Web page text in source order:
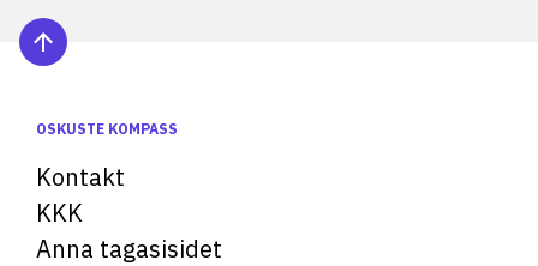
OSKUSTE KOMPASS
Kontakt
KKK
Anna tagasisidet